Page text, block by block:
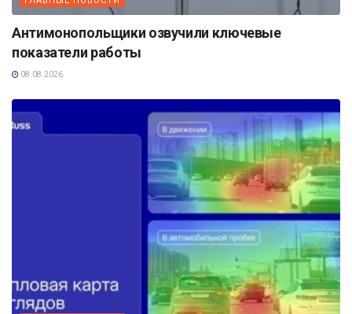
Антимонопольщики озвучили ключевые
показатели работы
08.08.2026